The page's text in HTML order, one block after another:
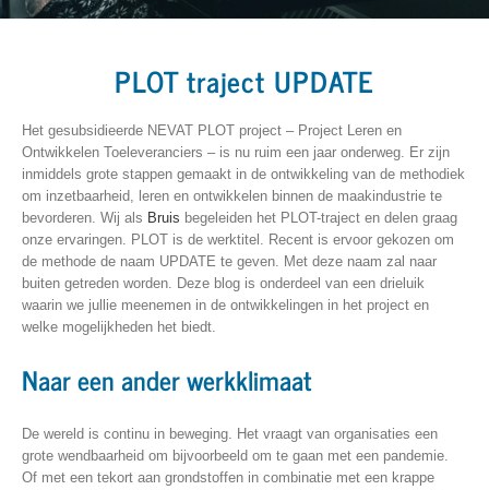
PLOT traject UPDATE
Het gesubsidieerde NEVAT PLOT project – Project Leren en
Ontwikkelen Toeleveranciers – is nu ruim een jaar onderweg. Er zijn
inmiddels grote stappen gemaakt in de ontwikkeling van de methodiek
om inzetbaarheid, leren en ontwikkelen binnen de maakindustrie te
bevorderen. Wij als Bruis begeleiden het PLOT-traject en delen graag
onze ervaringen. PLOT is de werktitel. Recent is ervoor gekozen om
de methode de naam UPDATE te geven. Met deze naam zal naar
buiten getreden worden. Deze blog is onderdeel van een drieluik
waarin we jullie meenemen in de ontwikkelingen in het project en
welke mogelijkheden het biedt.
Naar een ander werkklimaat
De wereld is continu in beweging. Het vraagt van organisaties een
grote wendbaarheid om bijvoorbeeld om te gaan met een pandemie.
Of met een tekort aan grondstoffen in combinatie met een krappe